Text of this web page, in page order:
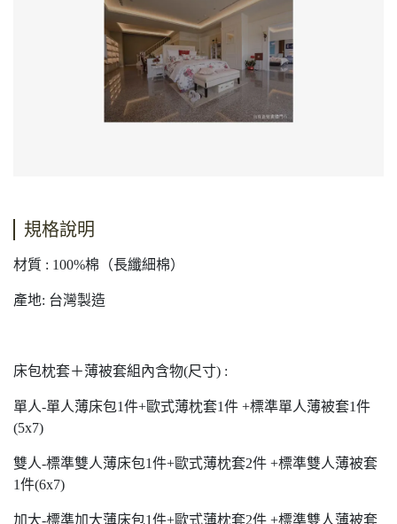
規格說明
材質 : 100%棉（長纖細棉）
產地: 台灣製造
床包枕套＋薄被套組內含物(尺寸) :
單人-單人薄床包1件+歐式薄枕套1件 +標準單人薄被套1件
(5x7)
雙人-標準雙人薄床包1件+歐式薄枕套2件 +標準雙人薄被套
1件(6x7)
加大-標準加大薄床包1件+歐式薄枕套2件 +標準雙人薄被套